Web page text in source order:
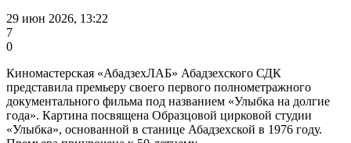
29 июн 2026, 13:22
7
0
Киномастерская «АбадзехЛАБ» Абадзехского СДК
представила премьеру своего первого полнометражного
документального фильма под названием «Улыбка на долгие
года». Картина посвящена Образцовой цирковой студии
«Улыбка», основанной в станице Абадзехской в 1976 году.